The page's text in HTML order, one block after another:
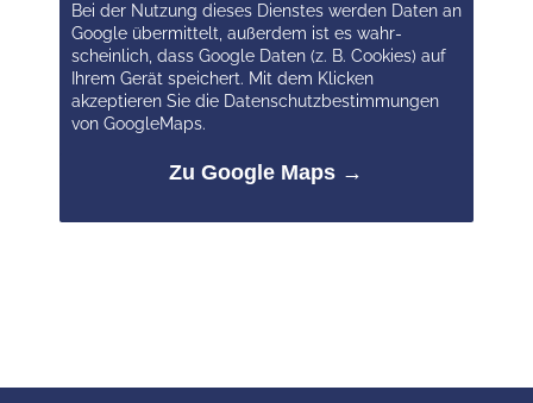
Bei der Nutzung dieses Dienstes werden Daten an
Google über­mittelt, außer­dem ist es wahr­
scheinlich, dass Google Daten (z. B. Cookies) auf
Ihrem Gerät speichert. Mit dem Klicken
akzeptieren Sie die Datenschutzbestimmungen
von GoogleMaps.
Zu Google Maps →